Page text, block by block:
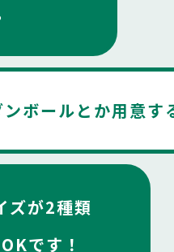
ンボールとか用意
ズが2種類
です！